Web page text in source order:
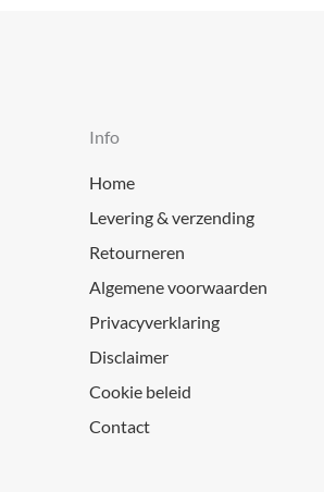
Info
Home
Levering & verzending
Retourneren
Algemene voorwaarden
Privacyverklaring
Disclaimer
Cookie beleid
Contact